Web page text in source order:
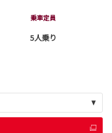
乗車定員
5人乗り